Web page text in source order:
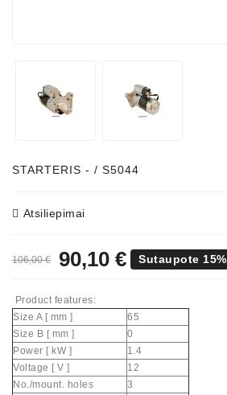
STARTERIS - / S5044
Atsiliepimai
106,00 € 90,10 € Sutaupote 15%
Product features:
Size A [ mm ]
65
Size B [ mm ]
0
Power [ kW ]
1.4
Voltage [ V ]
12
No./mount. holes
3